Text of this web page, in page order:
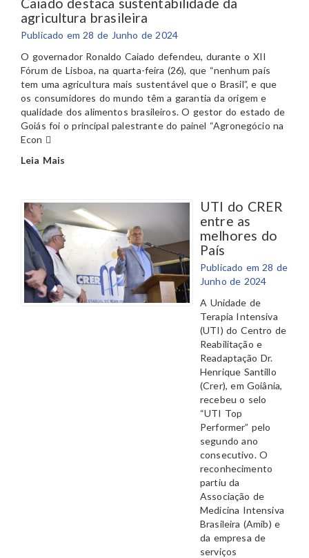
Caiado destaca sustentabilidade da
agricultura brasileira
Publicado em 28 de Junho de 2024
O governador Ronaldo Caiado defendeu, durante o XII
Fórum de Lisboa, na quarta-feira (26), que “nenhum país
tem uma agricultura mais sustentável que o Brasil”, e que
os consumidores do mundo têm a garantia da origem e
qualidade dos alimentos brasileiros. O gestor do estado de
Goiás foi o principal palestrante do painel “Agronegócio na
Econ
Leia Mais
UTI do CRER
entre as
melhores do
País
Publicado em 28 de
Junho de 2024
A Unidade de
Terapia Intensiva
(UTI) do Centro de
Reabilitação e
Readaptação Dr.
Henrique Santillo
(Crer), em Goiânia,
recebeu o selo
“UTI Top
Performer” pelo
segundo ano
consecutivo. O
reconhecimento
partiu da
Associação de
Medicina Intensiva
Brasileira (Amib) e
da empresa de
serviços